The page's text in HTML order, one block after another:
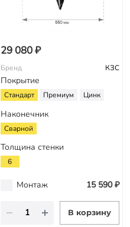
29 080 ₽
Бренд КЗС
Покрытие
Стандарт Премиум Цинк
Наконечник
Сварной
Толщина стенки
6
Монтаж 15 590 ₽
В корзину